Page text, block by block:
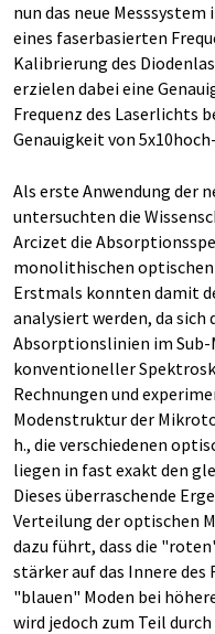
nun das neue
eines faserbasierten
Kalibrierung des
erzielen dabei eine
Frequenz des Laserlichts
Genauigkeit von
Als erste Anwendung der
untersuchten die
Arcizet die
monolithischen
Erstmals konnten damit
analysiert werden, da sich
Absorptionslinien im
konventioneller
Rechnungen und
Modenstruktur der
h., die verschiedenen
liegen in fast exakt den
Dieses überraschende
Verteilung der optischen
dazu führt, dass die
stärker auf das Innere des
"blauen" Moden bei
wird jedoch zum Teil